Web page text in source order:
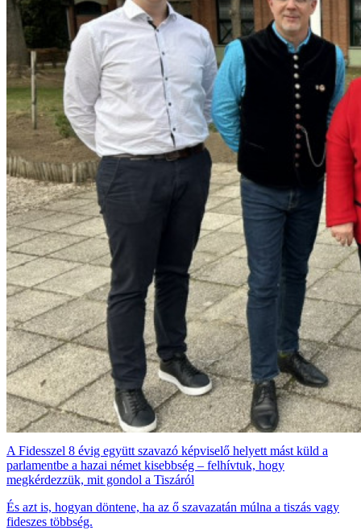
A Fidesszel 8 évig együtt szavazó képviselő helyett mást küld a
parlamentbe a hazai német kisebbség – felhívtuk, hogy
megkérdezzük, mit gondol a Tiszáról
És azt is, hogyan döntene, ha az ő szavazatán múlna a tiszás vagy
fideszes többség.